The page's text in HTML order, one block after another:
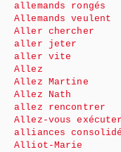
allemands rongés
Allemands veulent
Aller chercher
aller jeter
aller vite
Allez
Allez Martine
Allez Nath
allez rencontrer
Allez-vous exécuter
alliances
Alliot-Marie